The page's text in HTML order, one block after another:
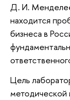
Д. И.
находится
бизнеса в
Цель
методической